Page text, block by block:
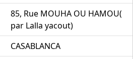
85, Rue MOUHA OU HAMOU(
par Lalla yacout)
CASABLANCA